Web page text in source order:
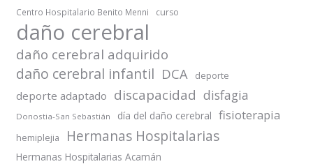
Centro Hospitalario Benito Menni curso
daño cerebral
daño cerebral adquirido
daño cerebral infantil DCA deporte
deporte adaptado discapacidad disfagia
Donostia-San Sebastián día del daño cerebral fisioterapia
hemiplejia Hermanas Hospitalarias
Hermanas Hospitalarias Acamán